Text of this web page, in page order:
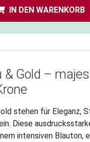
IN DEN WARENKORB
& Gold –
stehen für Eleganz,
Diese
intensiven Blauton,